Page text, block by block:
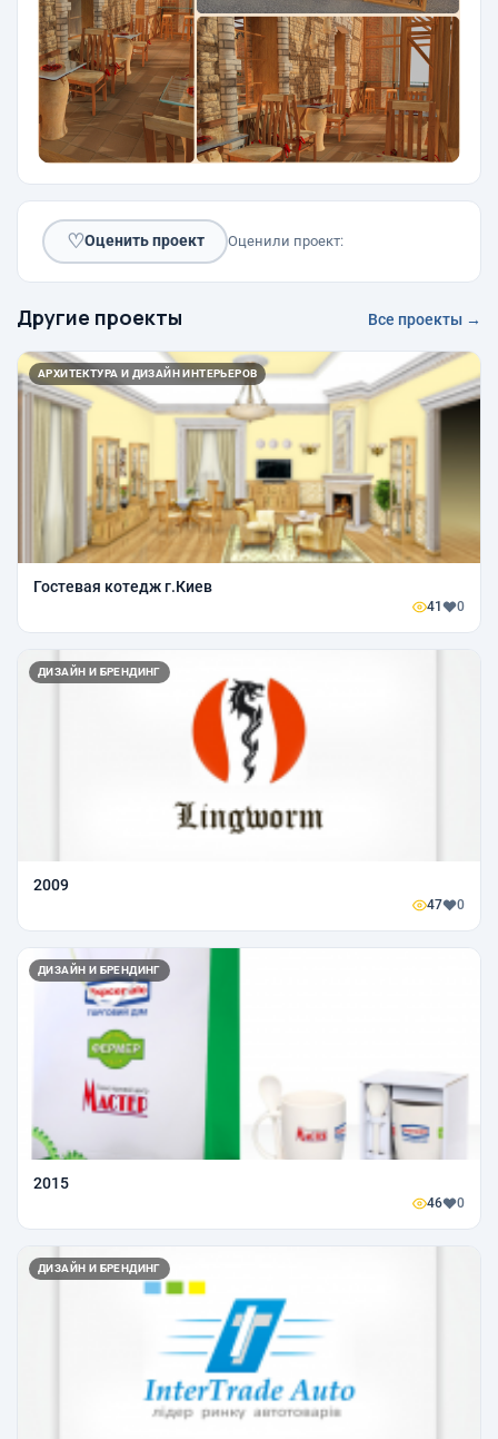
♡Оценить проект Оценили проект:
Другие проекты Все проекты →
АРХИТЕКТУРА И ДИЗАЙН ИНТЕРЬЕРОВ
Гостевая котедж г.Киев
41 0
ДИЗАЙН И БРЕНДИНГ
2009
47 0
ДИЗАЙН И БРЕНДИНГ
2015
46 0
ДИЗАЙН И БРЕНДИНГ